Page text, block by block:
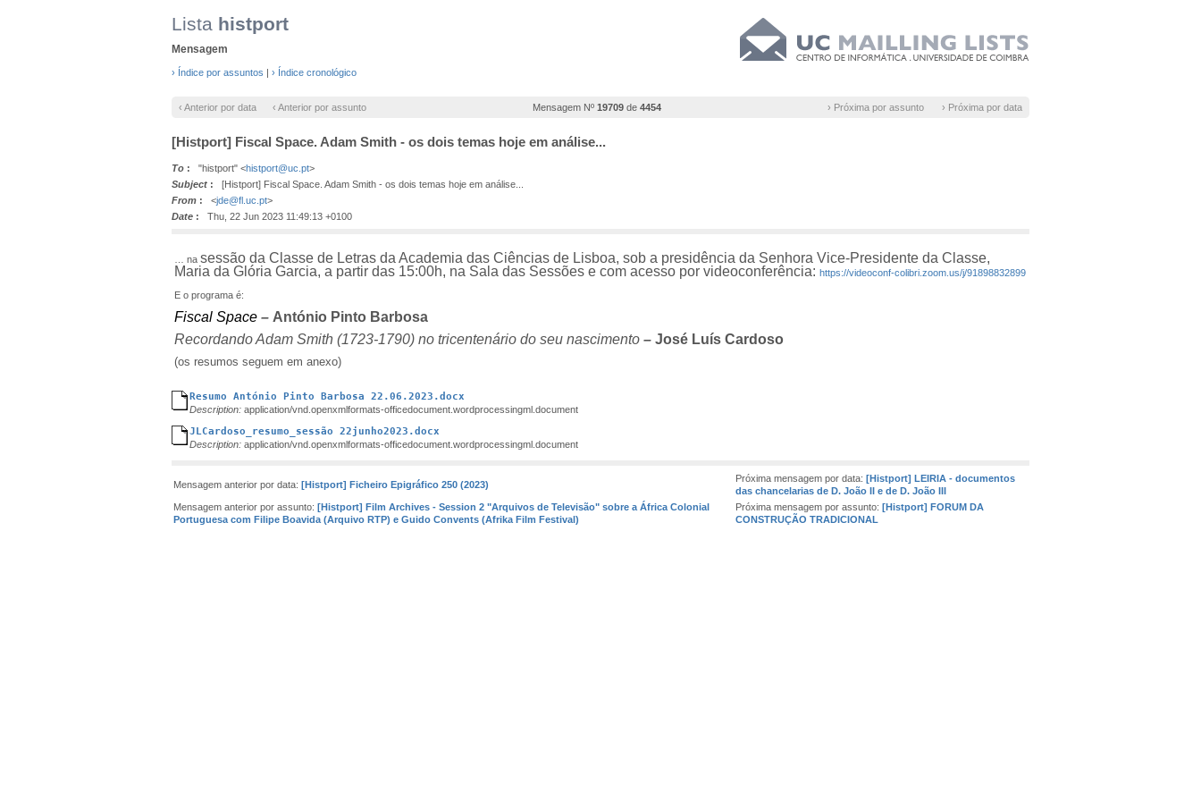
Lista histport
Mensagem
› Índice por assuntos | › Índice cronológico
‹ Anterior por data ‹ Anterior por assunto Mensagem Nº 19709 de 4454 › Próxima por assunto › Próxima por data
[Histport] Fiscal Space. Adam Smith - os dois temas hoje em análise...
To : "histport" <histport@uc.pt>
Subject : [Histport] Fiscal Space. Adam Smith - os dois temas hoje em análise...
From : <jde@fl.uc.pt>
Date : Thu, 22 Jun 2023 11:49:13 +0100
… na sessão da Classe de Letras da Academia das Ciências de Lisboa, sob a presidência da Senhora Vice-Presidente da Classe,
Maria da Glória Garcia, a partir das 15:00h, na Sala das Sessões e com acesso por videoconferência: https://videoconf-colibri.zoom.us/j/91898832899
E o programa é:
Fiscal Space – António Pinto Barbosa
Recordando Adam Smith (1723-1790) no tricentenário do seu nascimento – José Luís Cardoso
(os resumos seguem em anexo)
Resumo António Pinto Barbosa 22.06.2023.docx
Description: application/vnd.openxmlformats-officedocument.wordprocessingml.document
JLCardoso_resumo_sessão 22junho2023.docx
Description: application/vnd.openxmlformats-officedocument.wordprocessingml.document
Mensagem anterior por data: [Histport] Ficheiro Epigráfico 250 (2023)
Próxima mensagem por data: [Histport] LEIRIA - documentos
das chancelarias de D. João II e de D. João III
Mensagem anterior por assunto: [Histport] Film Archives - Session 2 "Arquivos de Televisão" sobre a África Colonial
Portuguesa com Filipe Boavida (Arquivo RTP) e Guido Convents (Afrika Film Festival)
Próxima mensagem por assunto: [Histport] FORUM DA
CONSTRUÇÃO TRADICIONAL